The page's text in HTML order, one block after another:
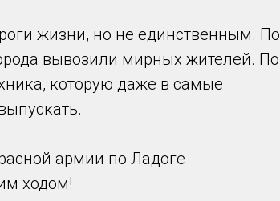
жизни, но не единственным. По
вывозили мирных жителей. По
которую даже в самые
армии по Ладоге
ходом!